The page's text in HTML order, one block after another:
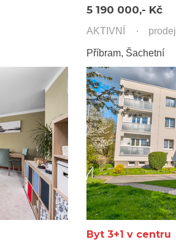
5 190 000,- Kč
AKTIVNÍ prodej
Příbram, Šachetní
Byt 3+1 v centru